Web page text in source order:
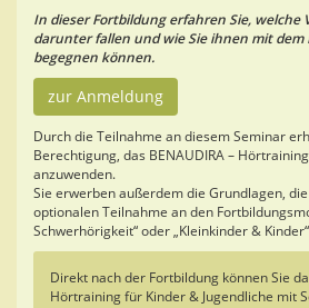
In dieser Fortbildung erfahren Sie, welche
darunter fallen und wie Sie ihnen mit dem
begegnen können.
zur Anmeldung
Durch die Teilnahme an diesem Seminar
Berechtigung, das BENAUDIRA –
anzuwenden.
Sie erwerben außerdem die Grundlagen,
optionalen Teilnahme an den
Schwerhörigkeit“ oder „Kleinkinder &
Direkt nach der Fortbildung können Sie
Hörtraining für Kinder & Jugendliche mit